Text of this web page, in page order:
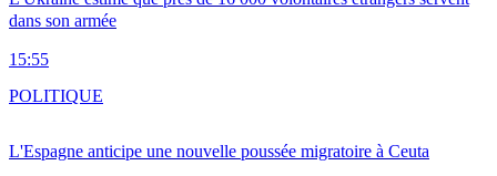
dans son armée
15:55
L'Espagne anticipe une nouvelle poussée migratoire à Ceuta
POLITIQUE